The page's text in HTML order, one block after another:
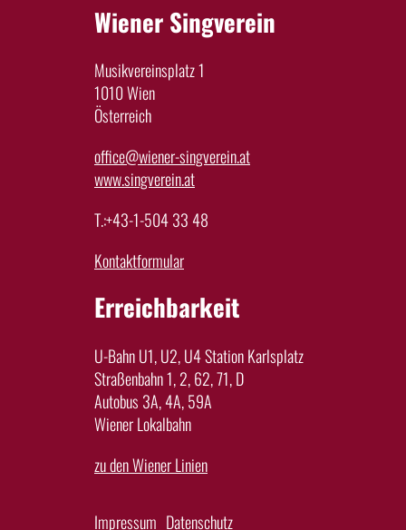
Wiener Singverein
Musikvereinsplatz 1
1010 Wien
Österreich
office@wiener-singverein.at
www.singverein.at
T.:+43-1-504 33 48
Kontaktformular
Erreichbarkeit
U-Bahn U1, U2, U4 Station Karlsplatz
Straßenbahn 1, 2, 62, 71, D
Autobus 3A, 4A, 59A
Wiener Lokalbahn
zu den Wiener Linien
Impressum Datenschutz